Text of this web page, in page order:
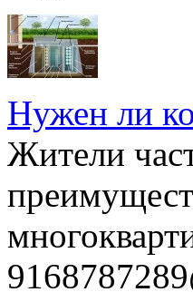
Нужен ли
Жители